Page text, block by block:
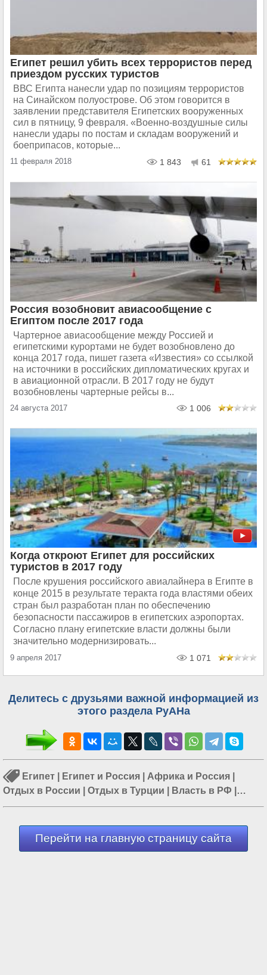
Египет решил убить всех террористов перед
приездом русских туристов
ВВС Египта нанесли удар по позициям террористов
на Синайском полуострове. Об этом говорится в
заявлении представителя Египетских вооруженных
сил в пятницу, 9 февраля. «Военно-воздушные силы
нанесли удары по постам и складам вооружений и
боеприпасов, которые...
11 февраля 2018 1 843 61
Россия возобновит авиасообщение с
Египтом после 2017 года
Чартерное авиасообщение между Россией и
египетскими курортами не будет возобновлено до
конца 2017 года, пишет газета «Известия» со ссылкой
на источники в российских дипломатических кругах и
в авиационной отрасли. В 2017 году не будут
возобновлены чартерные рейсы в...
24 августа 2017 1 006
Когда откроют Египет для российских
туристов в 2017 году
После крушения российского авиалайнера в Египте в
конце 2015 в результате теракта года властями обеих
стран был разработан план по обеспечению
безопасности пассажиров в египетских аэропортах.
Согласно плану египетские власти должны были
значительно модернизировать...
9 апреля 2017 1 071
Делитесь с друзьями важной информацией из
этого раздела РуАНа
Египет Египет и Россия Африка и Россия
Отдых в России
Отдых в Турции Власть в РФ
Отдых в Крыму
Перейти на главную страницу сайта